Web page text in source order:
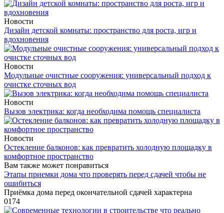
Новости
Дизайн детской комнаты: пространство для роста, игр и
вдохновения
Новости
Модульные очистные сооружения: универсальный подход к
очистке сточных вод
Новости
Вызов электрика: когда необходима помощь специалиста
Новости
Остекление балконов: как превратить холодную площадку в
комфортное пространство
Вам также может понравиться
Этапы приемки дома что проверять перед сдачей чтобы не
ошибиться
Приёмка дома перед окончательной сдачей характерна
0174